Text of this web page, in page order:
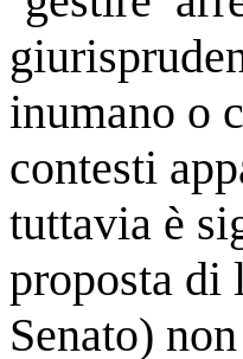
inumano o
contesti
tuttavia è
proposta di
Senato)